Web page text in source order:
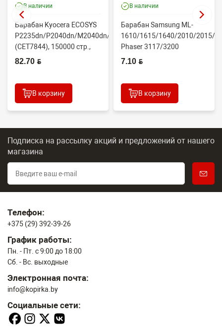
В наличии
Барабан Kyocera ECOSYS
P2235dn/P2040dn/M2040dn/M2540dw
(CET7844), 150000 стр.,
Япония
82.70 BYN
В корзину
В наличии
Барабан Samsung ML-
1610/1615/1640/2010/2015/
Phaser 3117/3200
(CONTENT)
7.10 BYN
В корзину
Подписка на рассылку акций и предложений от нашего
магазина
Телефон:
+375 (29) 392-39-26
График работы:
Пн. - Пт. с 9:00 до 18:00
Сб. - Вс. выходные
Электронная почта:
info@kopirka.by
Социальные сети: